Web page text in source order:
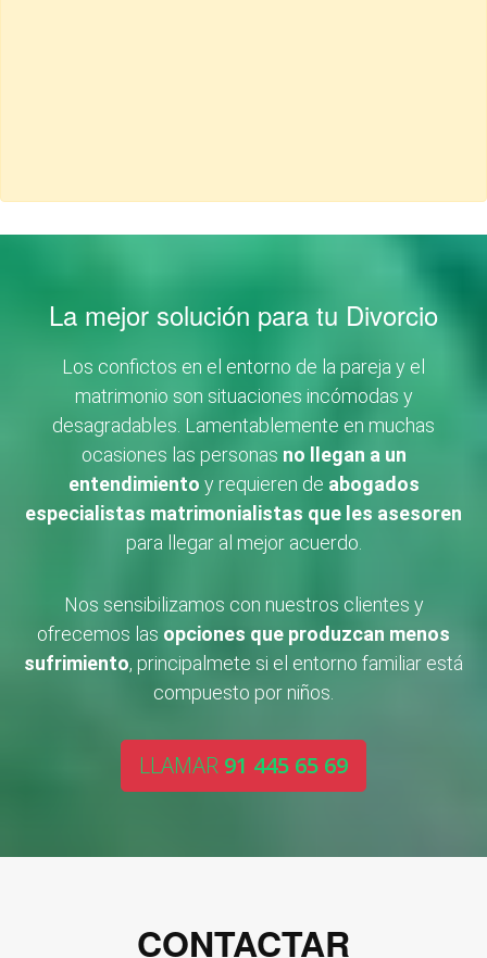
La mejor solución para tu Divorcio
Los confictos en el entorno de la pareja y el
matrimonio son situaciones incómodas y
desagradables. Lamentablemente en muchas
ocasiones las personas no llegan a un
entendimiento y requieren de abogados
especialistas matrimonialistas que les asesoren
para llegar al mejor acuerdo.
Nos sensibilizamos con nuestros clientes y
ofrecemos las opciones que produzcan menos
sufrimiento, principalmete si el entorno familiar está
compuesto por niños.
LLAMAR 91 445 65 69
CONTACTAR